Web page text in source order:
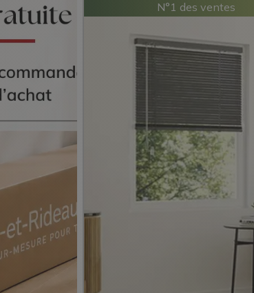
N°1 des ventes
Stores Vénitiens
Aluminium
Lames 25 mm
23 modèles
Le store le + économique
Résistant et facile d'entretien
Idéal pour les environnements